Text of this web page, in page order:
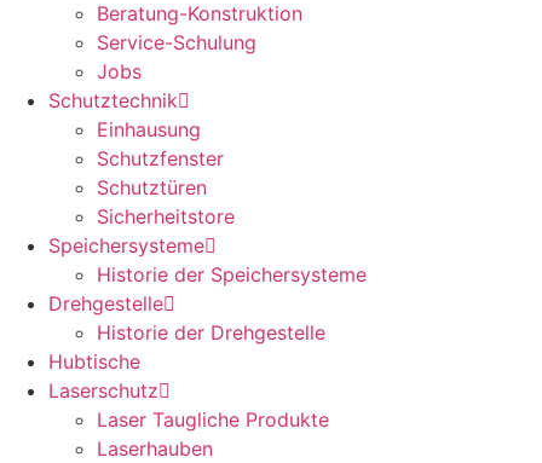
Beratung-Konstruktion
Service-Schulung
Jobs
Schutztechnik
Einhausung
Schutzfenster
Schutztüren
Sicherheitstore
Speichersysteme
Historie der Speichersysteme
Drehgestelle
Historie der Drehgestelle
Hubtische
Laserschutz
Laser Taugliche Produkte
Laserhauben